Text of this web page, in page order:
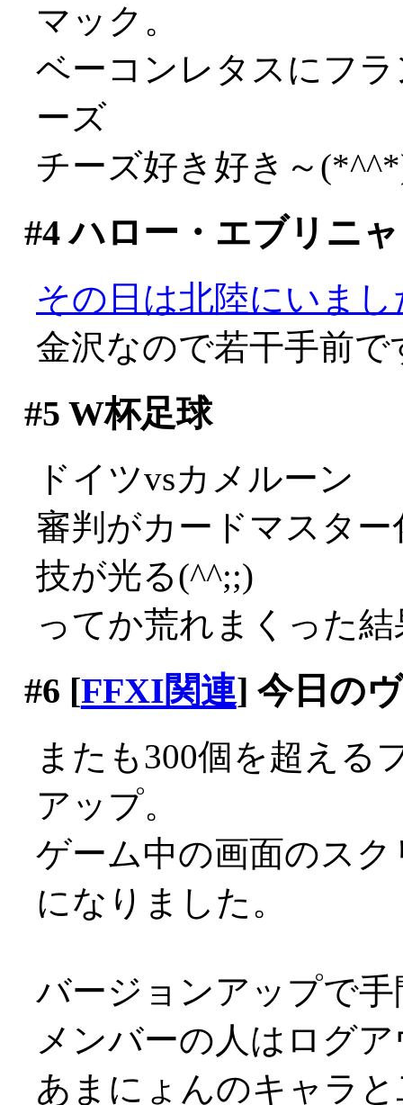
マック。
ベーコンレタスにフ
ーズ
チーズ好き好き～
#4ハロー・エブリニ
その日は北陸にいま
金沢なので若干手前で
#5 W杯足球
ドイツvsカメルーン
審判がカードマスタ
技が光る(^^;;)
ってか荒れまくった
#6 [FFXI関連] 今日の
またも300個を超える
アップ。
ゲーム中の画面のス
になりました。
バージョンアップで
メンバーの人はログ
あまにょんのキャラ